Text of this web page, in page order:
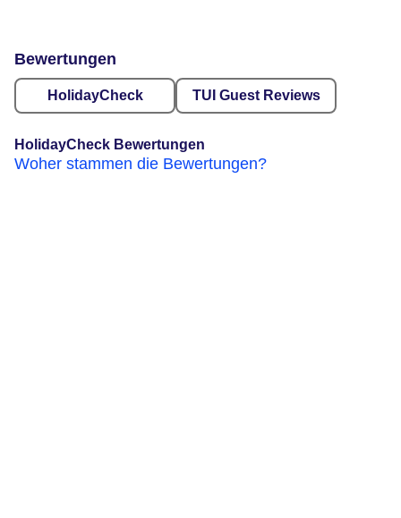
Bewertungen
HolidayCheck TUI Guest Reviews
HolidayCheck Bewertungen
Woher stammen die Bewertungen?